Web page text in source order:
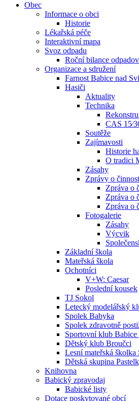
Obec
Informace o obci
Historie
Lékařská péče
Interaktivní mapa
Svoz odpadu
Roční bilance
Organizace a sdružení
Farnost Babice nad
Hasiči
Aktuality
Technika
CAS
Soutěže
Zajímavosti
Historie
O tradici
Zásahy
Zprávy o
Zpráva o
Zpráva o
Zpráva o
Fotogalerie
Zásahy
Výcvik
Základní škola
Mateřská škola
Ochotníci
V+W: Caesar
Poslední kousek
TJ Sokol
Letecký modelářský
Spolek Babyka
Spolek zdravotně
Sportovní klub Babice
Dětský klub Broučci
Lesní mateřská školka
Dětská skupina
Knihovna
Babický zpravodaj
Babické listy
Dotace poskytované obcí